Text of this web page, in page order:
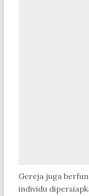
Gereja juga
individu